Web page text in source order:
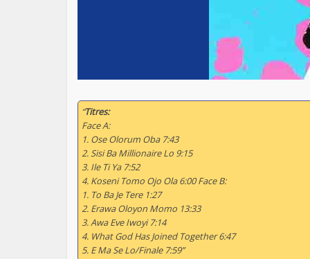
“Titres:
Face A:
1. Ose Olorum Oba 7:43
2. Sisi Ba Millionaire Lo 9:15
3. Ile Ti Ya 7:52
4. Koseni Tomo Ojo Ola 6:00 Face B:
1. To Ba Je Tere 1:27
2. Erawa Oloyon Momo 13:33
3. Awa Eve Iwoyi 7:14
4. What God Has Joined Together 6:47
5. E Ma Se Lo/Finale 7:59”